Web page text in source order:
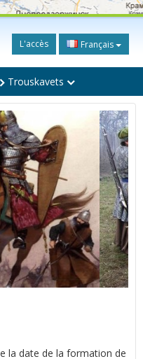
L'accès Français
Trouskavets
la date de la formation de